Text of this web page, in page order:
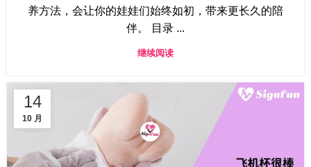
养方法，会让你的娃娃们始终如初，带来更长久的陪
伴。 目录 ...
继续阅读
14
10 月